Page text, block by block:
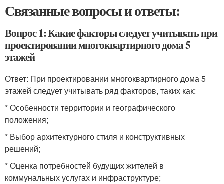
Связанные вопросы и ответы:
Вопрос 1: Какие факторы следует учитывать при
проектировании многоквартирного дома 5
этажей
Ответ: При проектировании многоквартирного дома 5
этажей следует учитывать ряд факторов, таких как:
* Особенности территории и географического
положения;
* Выбор архитектурного стиля и конструктивных
решений;
* Оценка потребностей будущих жителей в
коммунальных услугах и инфраструктуре;